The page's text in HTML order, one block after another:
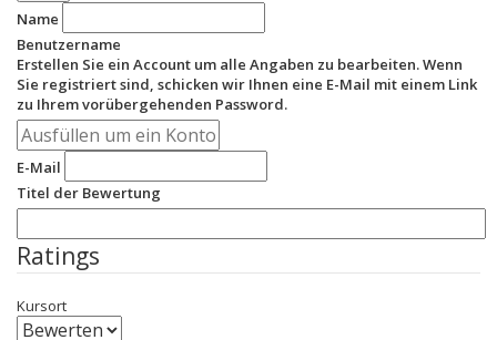
Name
Benutzername
Erstellen Sie ein Account um alle Angaben zu bearbeiten. Wenn
Sie registriert sind, schicken wir Ihnen eine E-Mail mit einem Link
zu Ihrem vorübergehenden Password.
E-Mail
Titel der Bewertung
Ratings
Kursort